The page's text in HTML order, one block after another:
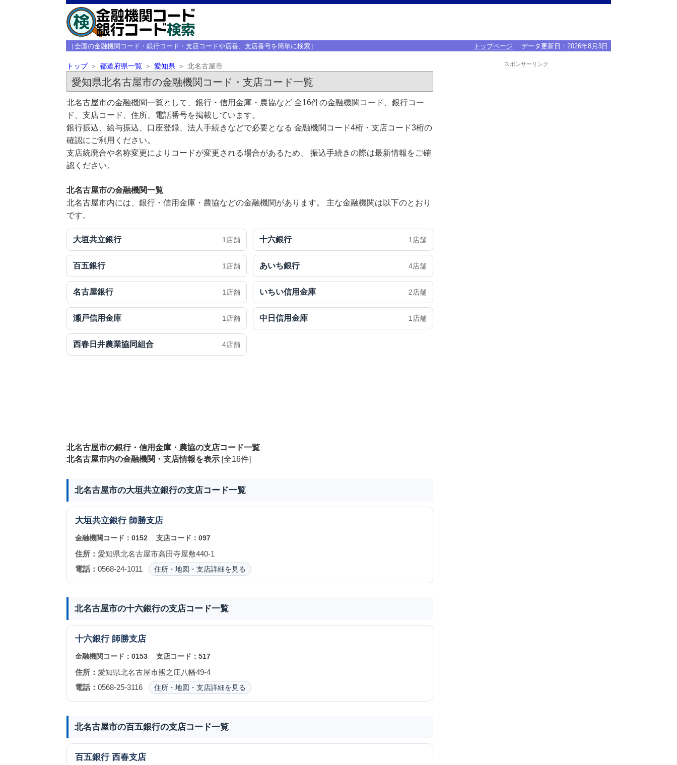
［全国の金融機関コード・銀行コード・支店コードや店番、支店番号を簡単に検索］ トップページ データ更新日： 2026年8月3日
トップ 都道府県一覧 愛知県 北名古屋市
愛知県北名古屋市の金融機関コード・支店コード一覧
北名古屋市の金融機関一覧として、銀行・信用金庫・農協など 全16件の金融機関コード、銀行コー
ド、支店コード、住所、電話番号を掲載しています。
銀行振込、給与振込、口座登録、法人手続きなどで必要となる 金融機関コード4桁・支店コード3桁の
確認にご利用ください。
支店統廃合や名称変更によりコードが変更される場合があるため、 振込手続きの際は最新情報をご確
認ください。
北名古屋市の金融機関一覧
北名古屋市内には、銀行・信用金庫・農協などの金融機関があります。 主な金融機関は以下のとおり
です。
大垣共立銀行 1店舗 十六銀行 1店舗
百五銀行 1店舗 あいち銀行 4店舗
名古屋銀行 1店舗 いちい信用金庫 2店舗
瀬戸信用金庫 1店舗 中日信用金庫 1店舗
西春日井農業協同組合 4店舗
北名古屋市の銀行・信用金庫・農協の支店コード一覧
北名古屋市内の金融機関・支店情報を表示[全16件]
北名古屋市の大垣共立銀行の支店コード一覧
大垣共立銀行 師勝支店
金融機関コード： 0152 支店コード： 097
住所： 愛知県北名古屋市高田寺屋敷440-1
電話： 0568-24-1011 住所・地図・支店詳細を見る
北名古屋市の十六銀行の支店コード一覧
十六銀行 師勝支店
金融機関コード： 0153 支店コード： 517
住所： 愛知県北名古屋市熊之庄八幡49-4
電話： 0568-25-3116 住所・地図・支店詳細を見る
北名古屋市の百五銀行の支店コード一覧
百五銀行 西春支店
スポンサーリンク